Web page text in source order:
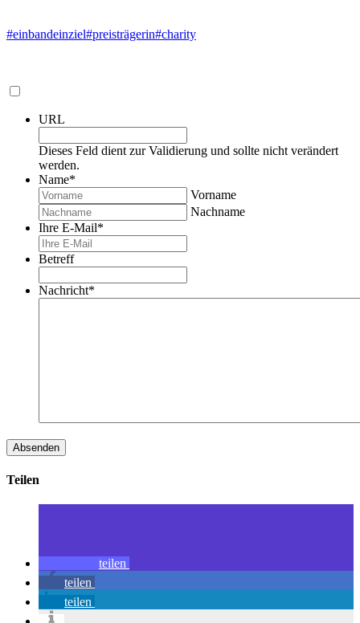
#einbandeinziel#preisträgerin#charity
URL
Dieses Feld dient zur Validierung und sollte nicht verändert
werden.
Name*
Vorname
Nachname
Ihre E-Mail*
Betreff
Nachricht*
Teilen
teilen
teilen
teilen